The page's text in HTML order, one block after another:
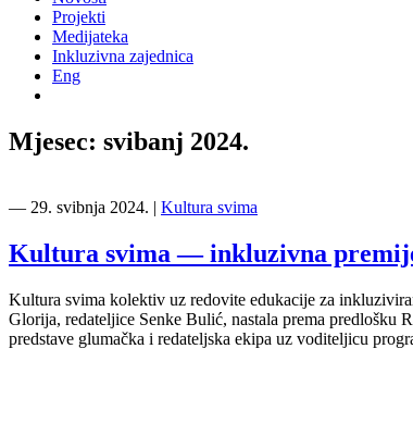
Projekti
Medijateka
Inkluzivna zajednica
Eng
Mjesec: svibanj 2024.
― 29. svibnja 2024. | Kultura svima
Kultura svima — inkluzivna
Kultura svima kolektiv uz redovite edukacije za
Glorija, redateljice Senke Bulić, nastala prema predlošku
predstave glumačka i redateljska ekipa uz voditeljicu